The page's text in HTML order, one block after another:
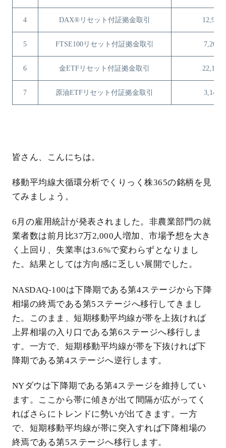
4 DAX®リセット付証拠金取引 12,999
5 FTSE100リセット付証拠金取引 7,205
6 金ETFリセット付証拠金取引 22,108
7 原油ETFリセット付証拠金取引 3,147
皆さん、こんにちは。
移動平均線大循環分析でくりっく株365の銘柄を見
てみましょう。
6月の雇用統計が発表されました。非農業部門の就
業者数は前月比37万2,000人増加、市場予想を大き
く上回り、失業率は3.6%で変わらずとなりまし
た。結果としては方向感に乏しい展開でした。
NASDAQ-100は下降期である第4ステージから下降
相場の終焉である第5ステージへ移行してきまし
た。このまま、短期移動平均線が帯を上抜ければ
上昇相場の入り口である第6ステージへ移行しま
す。一方で、短期移動平均線が帯を下抜ければ下
降期である第4ステージへ逆行します。
NYダウは下降期である第4ステージを維持してい
ます。ここから帯に傾きが出て間隔が広がってく
ればさらにトレンドに勢いが出てきます。一方
で、短期移動平均線が帯に突入すれば下降相場の
終焉である第5ステージへ移行します。